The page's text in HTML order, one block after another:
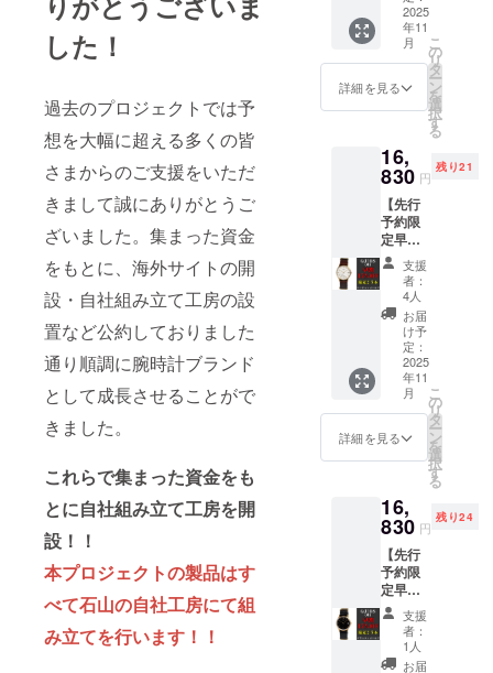
した！
過去のプロジェクトでは予
想を大幅に超える多くの皆
さまからのご支援をいただ
きまして誠にありがとうご
ざいました。集まった資金
をもとに、海外サイトの開
設・自社組み立て工房の設
置など公約しておりました
通り順調に腕時計ブランド
として成長させることがで
きました。
これらで集まった資金をも
とに自社組み立て工房を開
設！！
本プロジェクトの製品はす
べて石山の自社工房にて組
み立てを行います！！
ンスを
優先
字を大
文字、
にリバ
ランス
させて
頂く場
合がご
ざいま
す。 ※
公序良
俗に反
するも
の、機
種依存
文字は
掲載で
きませ
リター
ンの質
「裏ぶ
たに載
せたい
お名前
を記載
してく
ださ
い。
（例：
山田 花
別表の
通りに
なりま
ザイン
性のあ
ませ
ん。 ※
通常よ
り納期
が掛か
る場合
がござ
いま
す。 ※
レイア
ウト指
示はで
きませ
ん。 ※
するも
の、機
掲載で
きませ
ん。 ※
リター
ンの質
問：
「裏ぶ
たに載
せたい
スト投
函によ
るお届
けとな
りま
回のリ
ターン
品には
手提げ
袋は付
属致し
ません
のでご
了承く
ださい
ませ。
◆2025
年11月
末頃の
お届け
す◆ 先
行予約
15％OF
F 一般
予定販
売価格
19,800
円（税
込・送
料込）
16,830
バー
栃木レ
ザー 本
革ベル
ト（ネ
付属
品：専
クス、
保証書
※弊社送
料負担
軽減の
ためク
リック
ポスト
でのポ
スト投
函によ
るお届
けとな
りま
回のリ
ターン
品には
手提げ
袋は付
属致し
ません
のでご
了承く
ださい
ド 日本
製腕時
計 ブ
ラック×
シル
バー
本製腕
時計
クォー
ツ ス
モール
セコン
ド 栃木
レザー
バンド
カ
ラー：
ブラッ
ク×シル
バー
栃木レ
ザー 本
革ベル
本 付属
品：専
クス、
保証書
※弊社送
料負担
軽減の
ためク
リック
2025
年11
月
詳細を見る
こ
の
リ
タ
ー
ン
を
選
択
す
る
16,
830 円
残り21
【先行
予約限
定早割
15％オ
フ】限
定25
本！ス
モール
セコン
ド 日本
製腕時
計 ベー
ジュ×
ゴール
ド JIOS
時計
クォー
ツ ス
モール
セコン
ド 栃木
レザー
バンド
ラー：
支援
者：
4人
お届
け予
定：
2025
年11
月
詳細を見る
こ
の
リ
タ
ー
ン
を
選
択
す
る
16,
830 円
残り24
【先行
予約限
定早割
15％オ
フ】限
定25
本！ス
支援
者：
1人
お届